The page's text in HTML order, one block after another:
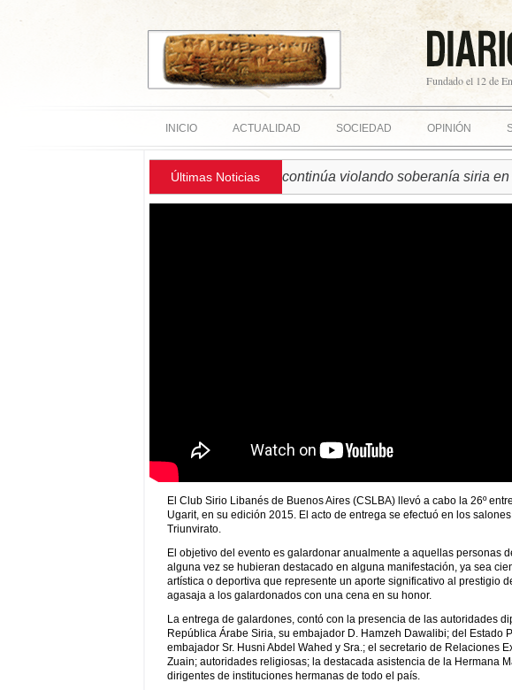
Fundado el 12 de
INICIO ACTUALIDAD SOCIEDAD OPINIÓN
Últimas Noticias
► SIRIA | Régimen israelí continúa violando soberanía siria en el
El Club Sirio Libanés de Buenos Aires (CSLBA) llevó a cabo la 26º
Ugarit, en su edición 2015. El acto de entrega se efectuó en los
Triunvirato.
El objetivo del evento es galardonar anualmente a aquellas personas
alguna vez se hubieran destacado en alguna manifestación, ya sea
artística o deportiva que represente un aporte significativo al prestigio
agasaja a los galardonados con una cena en su honor.
La entrega de galardones, contó con la presencia de las autoridades
República Árabe Siria, su embajador D. Hamzeh Dawalibi; del Estado
embajador Sr. Husni Abdel Wahed y Sra.; el secretario de Relaciones
Zuain; autoridades religiosas; la destacada asistencia de la Hermana
dirigentes de instituciones hermanas de todo el país.